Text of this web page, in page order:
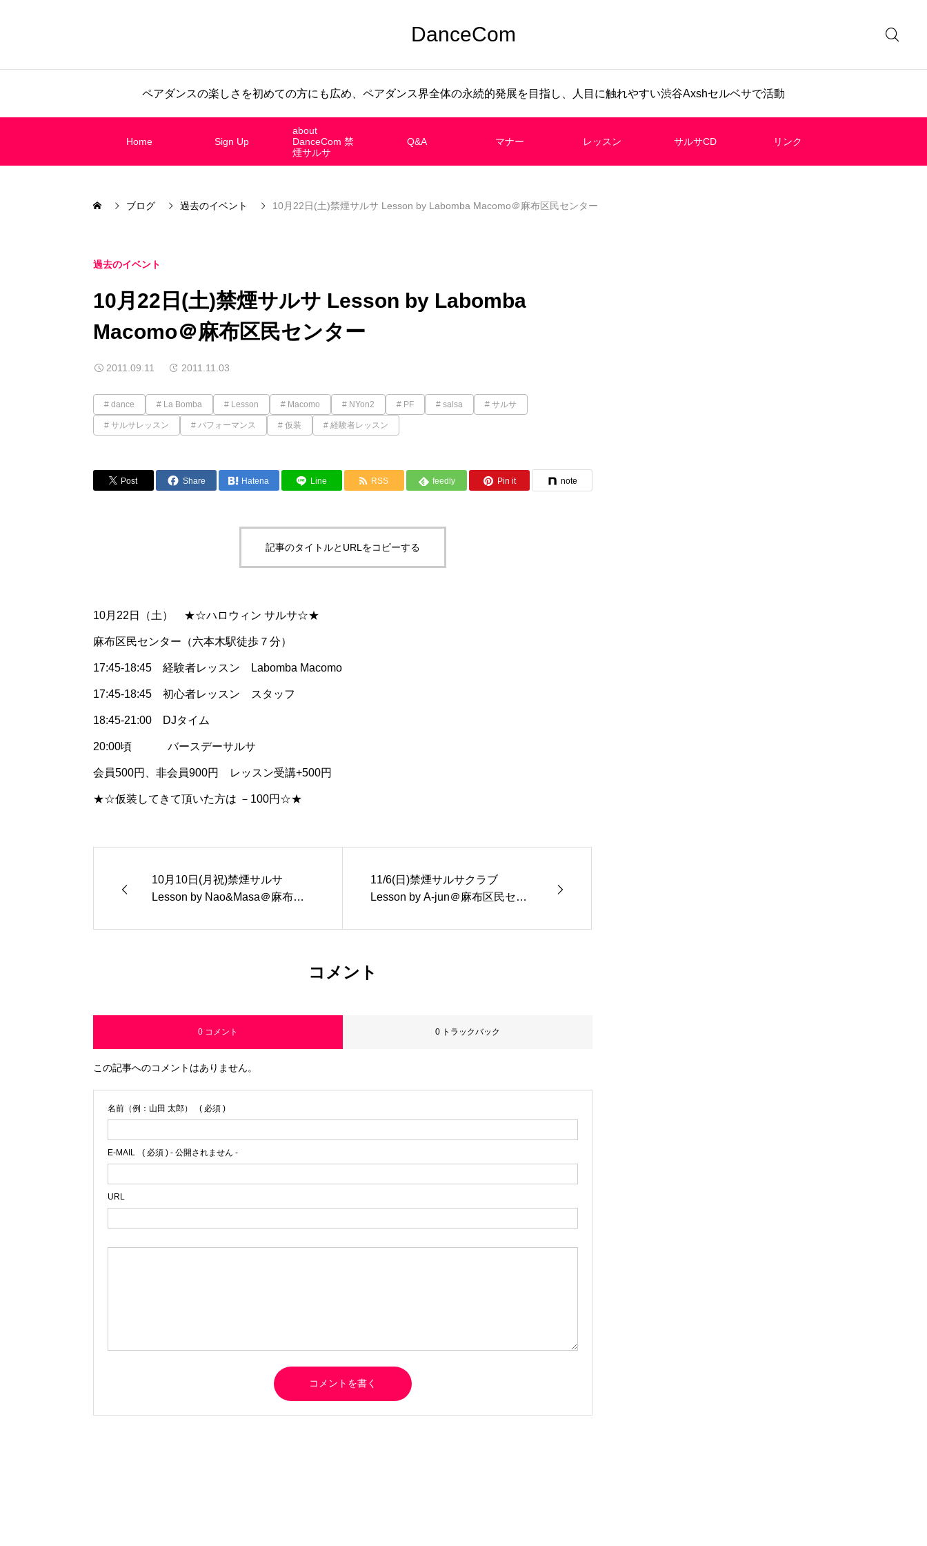
DanceCom
ペアダンスの楽しさを初めての方にも広め、ペアダンス界全体の永続的発展を目指し、人目に触れやすい渋谷Axshセルベサで活動
Home Sign Up
about
DanceCom 禁
煙サルサ
Q&A マナー レッスン サルサCD リンク
ブログ 過去のイベント 10月22日(土)禁煙サルサ Lesson by Labomba Macomo＠麻布区民センター
過去のイベント
10月22日(土)禁煙サルサ Lesson by Labomba
Macomo＠麻布区民センター
2011.09.11 2011.11.03
dance La Bomba Lesson Macomo NYon2 PF salsa サルサ
サルサレッスン パフォーマンス 仮装 経験者レッスン
Post Share Hatena Line RSS feedly Pin it note
記事のタイトルとURLをコピーする
10月22日（土） ★☆ハロウィン サルサ☆★
麻布区民センター（六本木駅徒歩７分）
17:45-18:45 経験者レッスン Labomba Macomo
17:45-18:45 初心者レッスン スタッフ
18:45-21:00 DJタイム
20:00頃 バースデーサルサ
会員500円、非会員900円 レッスン受講+500円
★☆仮装してきて頂いた方は －100円☆★
10月10日(月祝)禁煙サルサ
Lesson by Nao&Masa＠麻布区
11/6(日)禁煙サルサクラブ
Lesson by A-jun＠麻布区民セン
コメント
0 コメント 0 トラックバック
この記事へのコメントはありません。
名前（例：山田 太郎） ( 必須 )
E-MAIL ( 必須 ) - 公開されません -
URL